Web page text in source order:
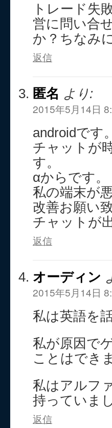
トレード失
営に問い合
か？ちなみ
返信
匿名 より:
2015年5月14日
androidです。
チャットが
す。
αからです。
私の端末が
改善お願い
チャットが
返信
オーディン
2015年5月14日
私は英語を
私が原因で
ことはでき
私はアルフ
持っていま
返信